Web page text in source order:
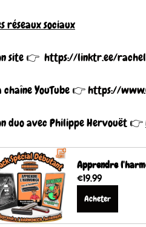
réseaux sociaux
site 👉 https://linktr.ee/
chaîne YouTube 👉 https://
duo avec Philippe Hervouët 👉
Apprendre
€19.99
Acheter